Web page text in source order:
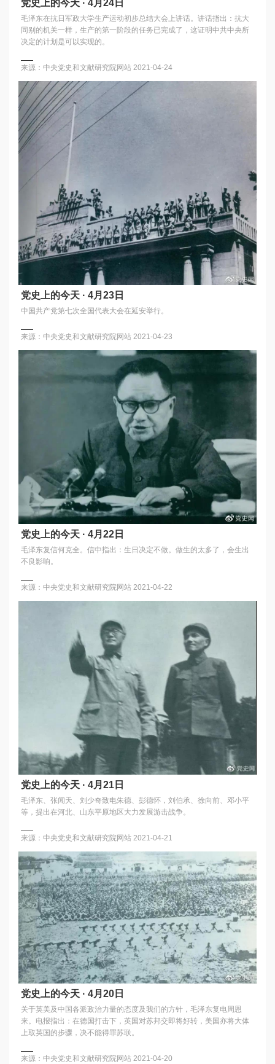
党史上的今天 · 4月24日
毛泽东在抗日军政大学生产运动初步总结大会上讲话。讲话指出：抗大
同别的机关一样，生产的第一阶段的任务已完成了，这证明中共中央所
决定的计划是可以实现的。
来源：中央党史和文献研究院网站 2021-04-24
党史上的今天 · 4月23日
中国共产党第七次全国代表大会在延安举行。
来源：中央党史和文献研究院网站 2021-04-23
党史上的今天 · 4月22日
毛泽东复信何克全。信中指出：生日决定不做。做生的太多了，会生出
不良影响。
来源：中央党史和文献研究院网站 2021-04-22
党史上的今天 · 4月21日
毛泽东、张闻天、刘少奇致电朱德、彭德怀，刘伯承、徐向前、邓小平
等，提出在河北、山东平原地区大力发展游击战争。
来源：中央党史和文献研究院网站 2021-04-21
党史上的今天 · 4月20日
关于英美及中国各派政治力量的态度及我们的方针，毛泽东复电周恩
来。电报指出：在德国打击下，英国对苏邦交即将好转，美国亦将大体
上取英国的步骤，决不能得罪苏联。
来源：中央党史和文献研究院网站 2021-04-20